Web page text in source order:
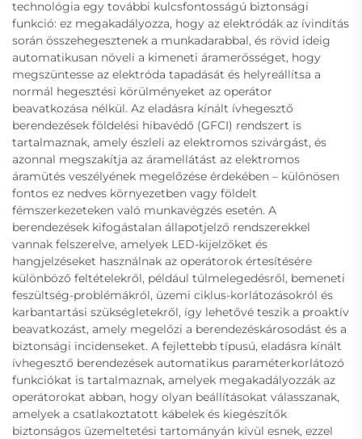
technológia egy további kulcsfontosságú biztonsági
funkció: ez megakadályozza, hogy az elektródák az ívindítás
során összehegesztenek a munkadarabbal, és rövid ideig
automatikusan növeli a kimeneti áramerősséget, hogy
megszüntesse az elektróda tapadását és helyreállítsa a
normál hegesztési körülményeket az operátor
beavatkozása nélkül. Az eladásra kínált ívhegesztő
berendezések földelési hibavédő (GFCI) rendszert is
tartalmaznak, amely észleli az elektromos szivárgást, és
azonnal megszakítja az áramellátást az elektromos
áramütés veszélyének megelőzése érdekében – különösen
fontos ez nedves környezetben vagy földelt
fémszerkezeteken való munkavégzés esetén. A
berendezések kifogástalan állapotjelző rendszerekkel
vannak felszerelve, amelyek LED-kijelzőket és
hangjelzéseket használnak az operátorok értesítésére
különböző feltételekről, például túlmelegedésről, bemeneti
feszültség-problémákról, üzemi ciklus-korlátozásokról és
karbantartási szükségletekről, így lehetővé teszik a proaktív
beavatkozást, amely megelőzi a berendezéskárosodást és a
biztonsági incidenseket. A fejlettebb típusú, eladásra kínált
ívhegesztő berendezések automatikus paraméterkorlátozó
funkciókat is tartalmaznak, amelyek megakadályozzák az
operátorokat abban, hogy olyan beállításokat válasszanak,
amelyek a csatlakoztatott kábelek és kiegészítők
biztonságos üzemeltetési tartományán kívül esnek, ezzel